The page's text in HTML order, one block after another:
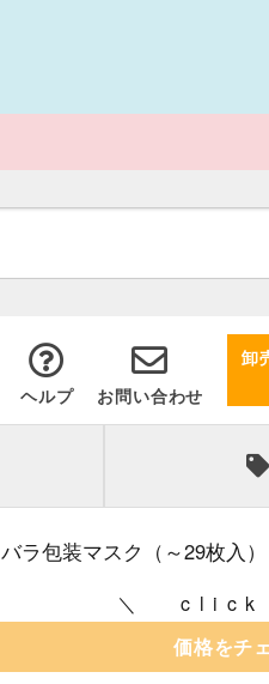
ヘルプ お問い合わせ
卸
バラ包装マスク（～29枚入）
click
価格をチ